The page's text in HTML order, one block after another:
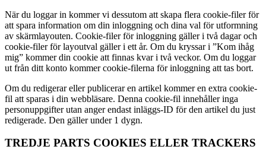
När du loggar in kommer vi dessutom att skapa flera cookie-filer för
att spara information om din inloggning och dina val för utformning
av skärmlayouten. Cookie-filer för inloggning gäller i två dagar och
cookie-filer för layoutval gäller i ett år. Om du kryssar i ”Kom ihåg
mig” kommer din cookie att finnas kvar i två veckor. Om du loggar
ut från ditt konto kommer cookie-filerna för inloggning att tas bort.
Om du redigerar eller publicerar en artikel kommer en extra cookie-
fil att sparas i din webbläsare. Denna cookie-fil innehåller inga
personuppgifter utan anger endast inläggs-ID för den artikel du just
redigerade. Den gäller under 1 dygn.
TREDJE PARTS COOKIES ELLER TRACKERS